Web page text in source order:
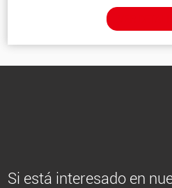
Si está interesado en